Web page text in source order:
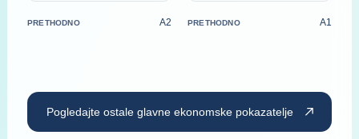
PRETHODNO A2 PRETHODNO A1
Pogledajte ostale glavne ekonomske pokazatelje